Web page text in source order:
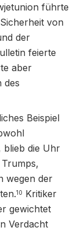
führte
von
der
feierte
aber
des
Beispiel
die Uhr
wegen der
10 Kritiker
gewichtet
Verdacht